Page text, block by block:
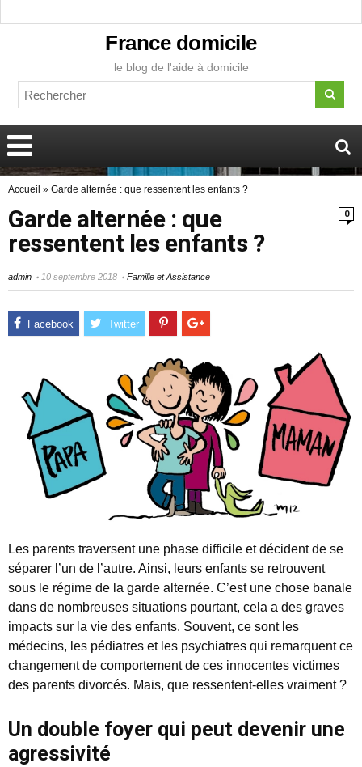
France domicile
le blog de l'aide à domicile
Accueil » Garde alternée : que ressentent les enfants ?
0
Garde alternée : que
ressentent les enfants ?
admin 10 septembre 2018 Famille et Assistance
Les parents traversent une phase difficile et décident de se
séparer l’un de l’autre. Ainsi, leurs enfants se retrouvent
sous le régime de la garde alternée. C’est une chose banale
dans de nombreuses situations pourtant, cela a des graves
impacts sur la vie des enfants. Souvent, ce sont les
médecins, les pédiatres et les psychiatres qui remarquent ce
changement de comportement de ces innocentes victimes
des parents divorcés. Mais, que ressentent-elles vraiment ?
Un double foyer qui peut devenir une
agressivité